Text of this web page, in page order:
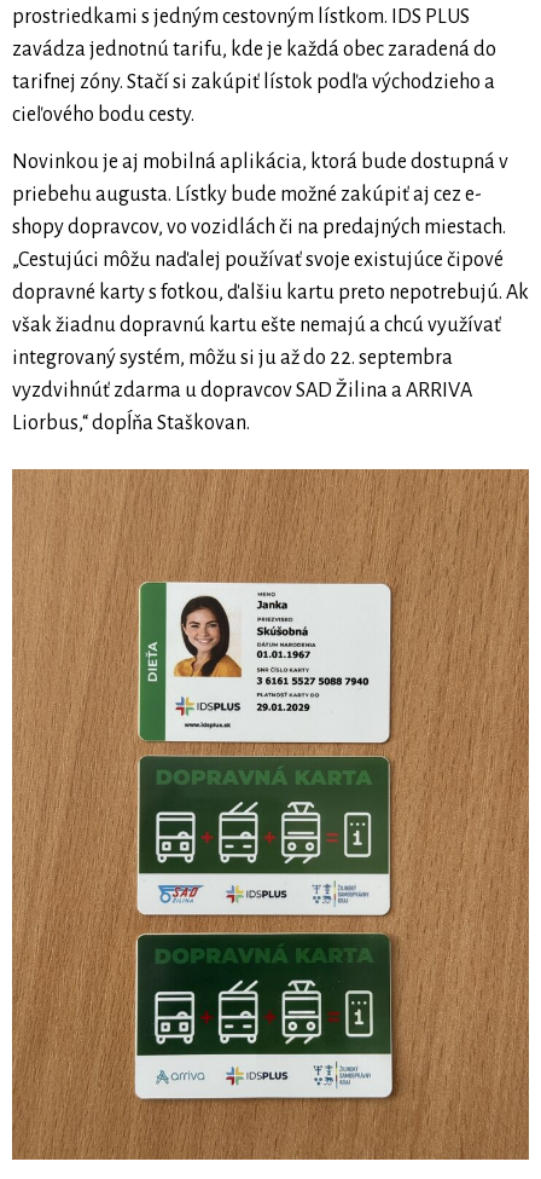
prostriedkami s jedným cestovným lístkom. IDS PLUS
zavádza jednotnú tarifu, kde je každá obec zaradená do
tarifnej zóny. Stačí si zakúpiť lístok podľa východzieho a
cieľového bodu cesty.
Novinkou je aj mobilná aplikácia, ktorá bude dostupná v
priebehu augusta. Lístky bude možné zakúpiť aj cez e-
shopy dopravcov, vo vozidlách či na predajných miestach.
„Cestujúci môžu naďalej používať svoje existujúce čipové
dopravné karty s fotkou, ďalšiu kartu preto nepotrebujú. Ak
však žiadnu dopravnú kartu ešte nemajú a chcú využívať
integrovaný systém, môžu si ju až do 22. septembra
vyzdvihnúť zdarma u dopravcov SAD Žilina a ARRIVA
Liorbus,“ dopĺňa Staškovan.